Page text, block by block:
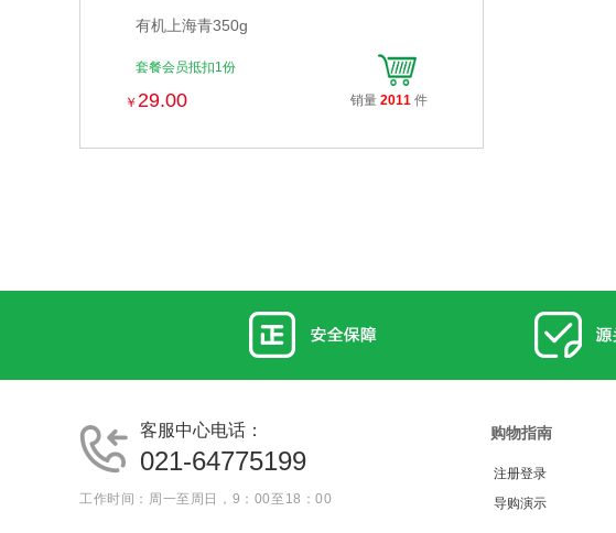
有机上海青350g
套餐会员抵扣1份
￥ 29.00 销量 2011 件
客服中心电话：
021-64775199
工作时间：周一至周日，9：00至18：00
购物指南
注册登录
导购演示